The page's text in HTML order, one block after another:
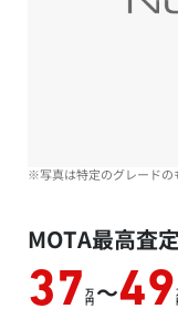
※写真は特定のグレードの
MOTA最高査
37 万
円 ～49